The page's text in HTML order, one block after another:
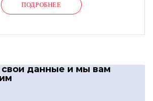
ПОДРОБНЕЕ
данные и мы вам